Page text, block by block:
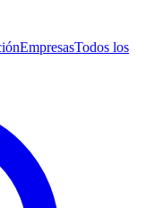
EmpresasTodos los